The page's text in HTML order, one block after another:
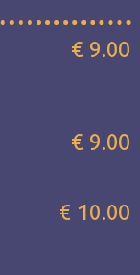
€ 9.00
€ 9.00
€ 10.00